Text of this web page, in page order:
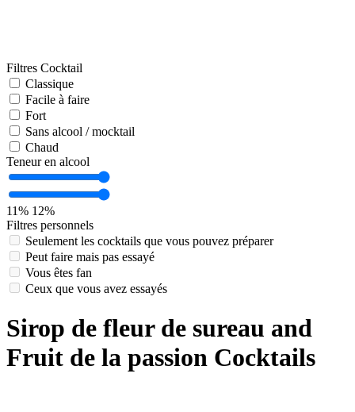
Filtres Cocktail
Classique
Facile à faire
Fort
Sans alcool / mocktail
Chaud
Teneur en alcool
11% 12%
Filtres personnels
Seulement les cocktails que vous pouvez préparer
Peut faire mais pas essayé
Vous êtes fan
Ceux que vous avez essayés
Sirop de fleur de sureau and
Fruit de la passion Cocktails